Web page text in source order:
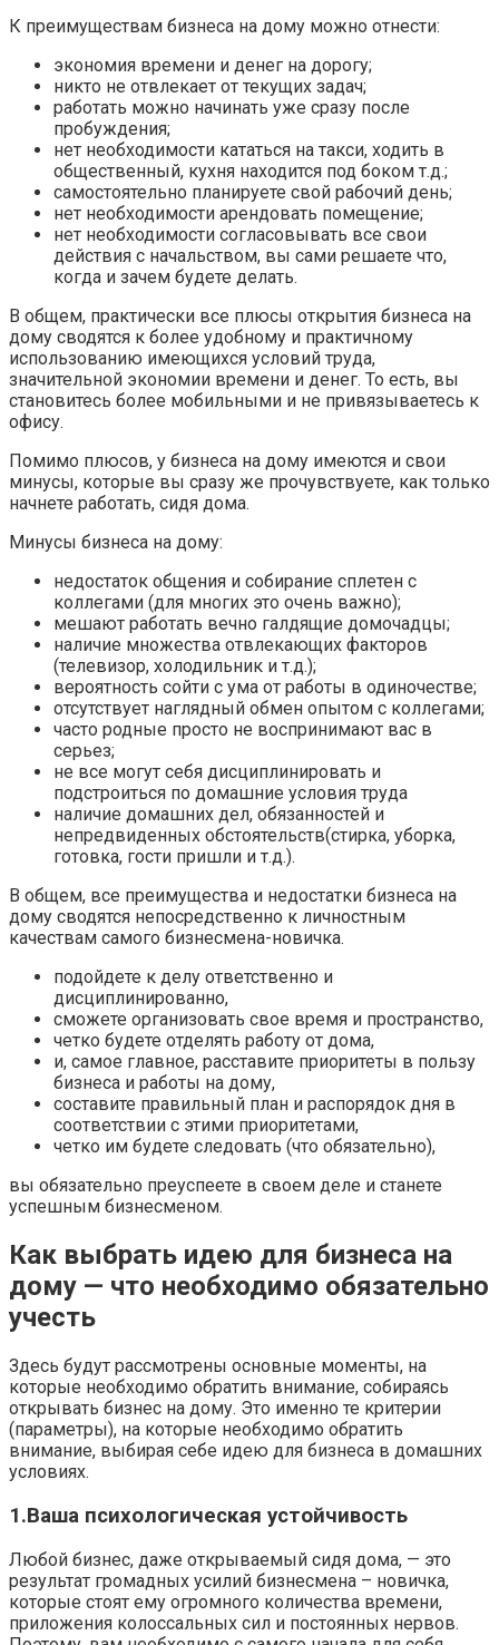
К преимуществам бизнеса на дому можно отнести:
экономия времени и денег на дорогу;
никто не отвлекает от текущих задач;
работать можно начинать уже сразу после
пробуждения;
нет необходимости кататься на такси, ходить в
общественный, кухня находится под боком т.д.;
самостоятельно планируете свой рабочий день;
нет необходимости арендовать помещение;
нет необходимости согласовывать все свои
действия с начальством, вы сами решаете что,
когда и зачем будете делать.
В общем, практически все плюсы открытия бизнеса на
дому сводятся к более удобному и практичному
использованию имеющихся условий труда,
значительной экономии времени и денег. То есть, вы
становитесь более мобильными и не привязываетесь к
офису.
Помимо плюсов, у бизнеса на дому имеются и свои
минусы, которые вы сразу же прочувствуете, как только
начнете работать, сидя дома.
Минусы бизнеса на дому:
недостаток общения и собирание сплетен с
коллегами (для многих это очень важно);
мешают работать вечно галдящие домочадцы;
наличие множества отвлекающих факторов
(телевизор, холодильник и т.д.);
вероятность сойти с ума от работы в одиночестве;
отсутствует наглядный обмен опытом с коллегами;
часто родные просто не воспринимают вас в
серьез;
не все могут себя дисциплинировать и
подстроиться по домашние условия труда
наличие домашних дел, обязанностей и
непредвиденных обстоятельств(стирка, уборка,
готовка, гости пришли и т.д.).
В общем, все преимущества и недостатки бизнеса на
дому сводятся непосредственно к личностным
качествам самого бизнесмена-новичка.
подойдете к делу ответственно и
дисциплинированно,
сможете организовать свое время и пространство,
четко будете отделять работу от дома,
и, самое главное, расставите приоритеты в пользу
бизнеса и работы на дому,
составите правильный план и распорядок дня в
соответствии с этими приоритетами,
четко им будете следовать (что обязательно),
вы обязательно преуспеете в своем деле и станете
успешным бизнесменом.
Как выбрать идею для бизнеса на
дому — что необходимо обязательно
учесть
Здесь будут рассмотрены основные моменты, на
которые необходимо обратить внимание, собираясь
открывать бизнес на дому. Это именно те критерии
(параметры), на которые необходимо обратить
внимание, выбирая себе идею для бизнеса в домашних
условиях.
1.Ваша психологическая устойчивость
Любой бизнес, даже открываемый сидя дома, — это
результат громадных усилий бизнесмена – новичка,
которые стоят ему огромного количества времени,
приложения колоссальных сил и постоянных нервов.